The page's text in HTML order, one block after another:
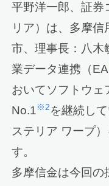
平野洋一郎、証券
リア）は、多摩信
市、理事長：八木
業データ連携（
おいてソフトウ
No.1※2を継続し
ステリア ワープ
す。
多摩信金は今回の